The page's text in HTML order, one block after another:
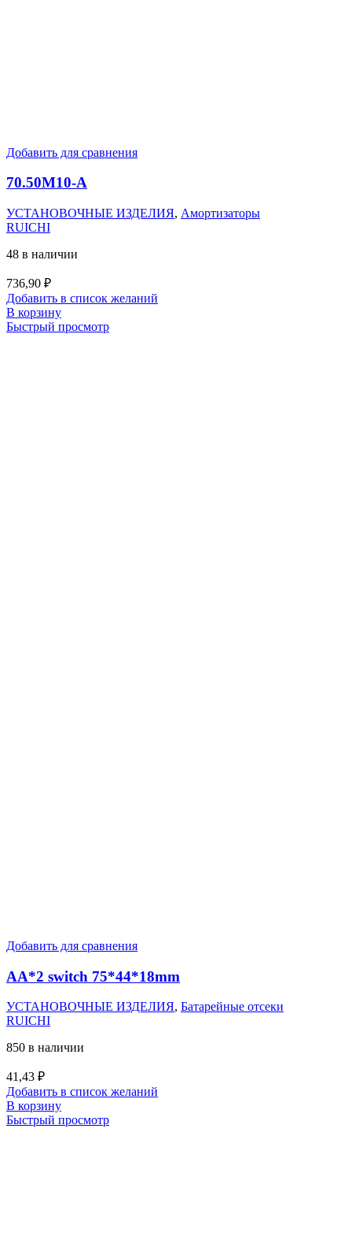
Добавить для сравнения
70.50M10-А
УСТАНОВОЧНЫЕ ИЗДЕЛИЯ, Амортизаторы
RUICHI
48 в наличии
736,90 ₽
Добавить в список желаний
В корзину
Быстрый просмотр
Добавить для сравнения
AA*2 switch 75*44*18mm
УСТАНОВОЧНЫЕ ИЗДЕЛИЯ, Батарейные отсеки
RUICHI
850 в наличии
41,43 ₽
Добавить в список желаний
В корзину
Быстрый просмотр